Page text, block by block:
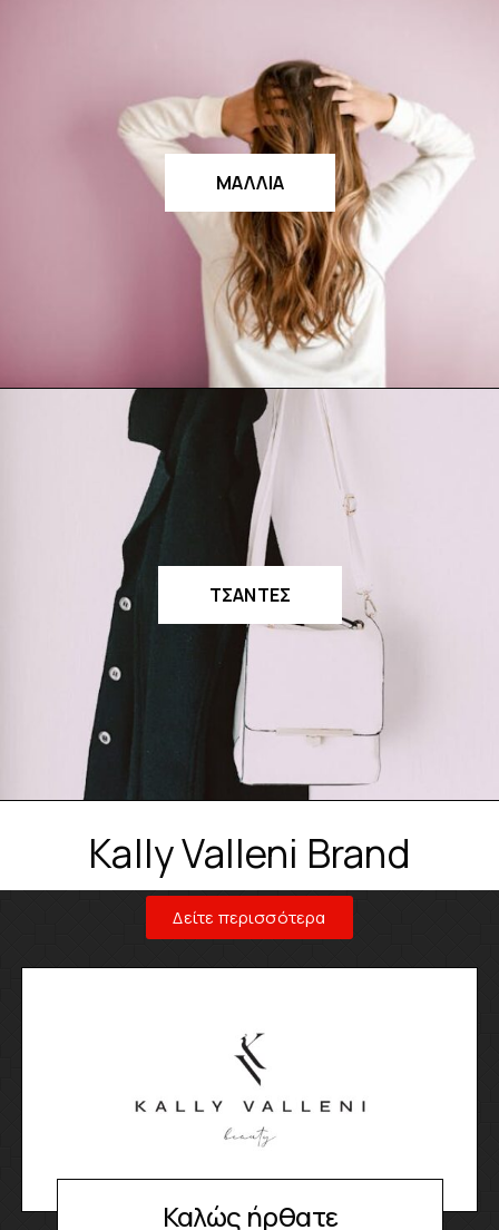
ΜΑΛΛΙΑ
ΤΣΑΝΤΕΣ
Kally Valleni Brand
Δείτε περισσότερα
Καλώς ήρθατε